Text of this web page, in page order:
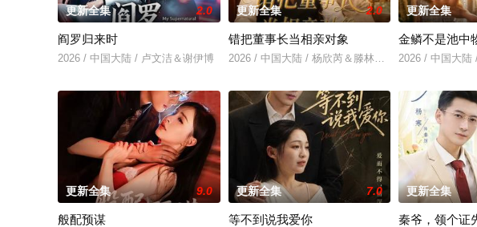
更新全集 2.0
阎罗归来时
2026 / 中国大陆 / 卢文洁＆谢伊博
更新全集 2.0
错把董事长当相亲对象
2026 / 中国大陆 / 杨欣芮＆滕林＆马治邦
更新全集
金鳞不是池中
2026 / 中国大陆
更新全集 9.0
般配预谋
更新全集 7.0
等不到说我爱你
更新全集
秦爷，领个证